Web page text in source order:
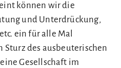
können wir die
und Unterdrückung,
ein für alle Mal
des ausbeuterischen
Gesellschaft im